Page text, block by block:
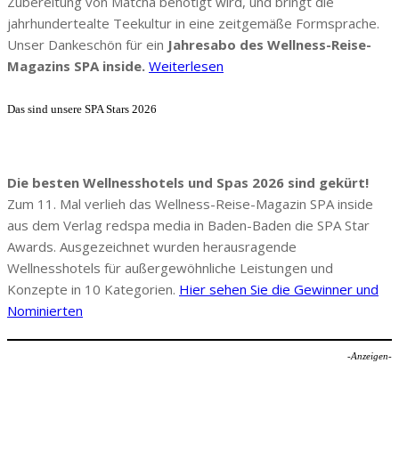
jahrhundertealte Teekultur in eine zeitgemäße Formsprache.
Unser Dankeschön für ein Jahresabo des Wellness-Reise-
Magazins SPA inside. Weiterlesen
Das sind unsere SPA Stars 2026
Die besten Wellnesshotels und Spas 2026 sind gekürt!
Zum 11. Mal verlieh das Wellness-Reise-Magazin SPA inside
aus dem Verlag redspa media in Baden-Baden die SPA Star
Awards. Ausgezeichnet wurden herausragende
Wellnesshotels für außergewöhnliche Leistungen und
Konzepte in 10 Kategorien. Hier sehen Sie die Gewinner und
Nominierten
-Anzeigen-